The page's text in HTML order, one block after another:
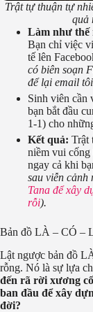
Trật tự thuận tự
quả
Làm như thế
Bạn chỉ việc
tế lên
có biên soạn
để lại email
Sinh viên cần
bạn bắt đầu
1-1) cho
Kết quả: Trật
niềm vui cống
ngay cả khi
sau viễn cảnh
Tana để xây
rỗi).
Bản đồ LÀ – CÓ –
Lật ngược bản đồ
rỗng. Nó là sự lựa
đến rã rời xương
ban đầu để xây
đời?